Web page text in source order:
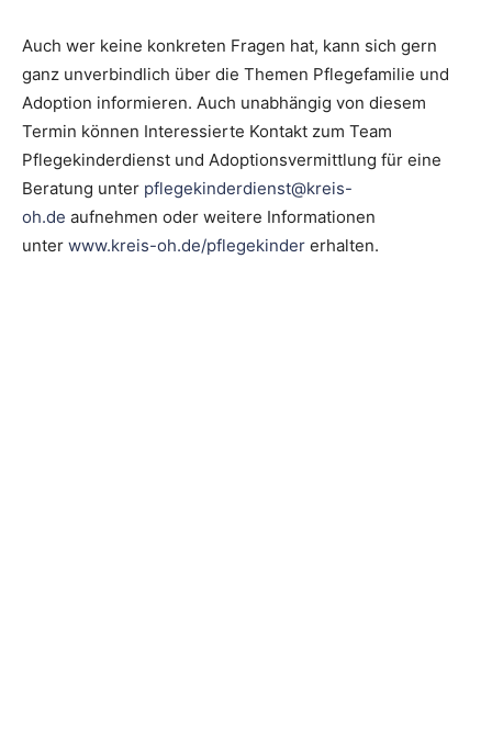
Auch wer keine konkreten Fragen hat, kann sich gern
ganz unverbindlich über die Themen Pflegefamilie und
Adoption informieren. Auch unabhängig von diesem
Termin können Interessierte Kontakt zum Team
Pflegekinderdienst und Adoptionsvermittlung für eine
Beratung unter pflegekinderdienst@kreis-
oh.de aufnehmen oder weitere Informationen
unter www.kreis-oh.de/pflegekinder erhalten.